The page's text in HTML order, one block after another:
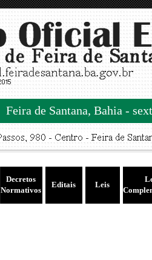
Feira de Santana, Bahia -
Decretos
Normativos
Editais Leis